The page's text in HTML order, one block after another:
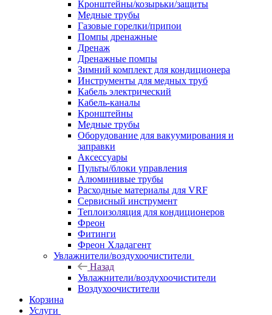
Кронштейны/козырьки/защиты
Медные трубы
Газовые горелки/припои
Помпы дренажные
Дренаж
Дренажные помпы
Зимний комплект для кондиционера
Инструменты для медных труб
Кабель электрический
Кабель-каналы
Кронштейны
Медные трубы
Оборудование для вакуумирования и
заправки
Аксессуары
Пульты/блоки управления
Алюминивые трубы
Расходные материалы для VRF
Сервисный инструмент
Теплоизоляция для кондиционеров
Фреон
Фитинги
Фреон Хладагент
Увлажнители/воздухоочистители
Назад
Увлажнители/воздухоочистители
Воздухоочистители
Корзина
Услуги